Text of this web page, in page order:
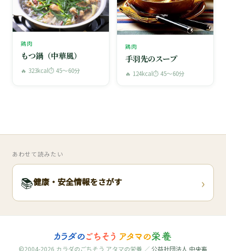
鶏肉
もつ鍋（中華風）
🔥 323kcal⏱ 45〜60分
鶏肉
手羽先のスープ
🔥 124kcal⏱ 45〜60分
あわせて読みたい
📚健康・安全情報をさがす ›
©2004-2026 カラダのごちそう アタマの栄養 ／公益社団法人 中央畜